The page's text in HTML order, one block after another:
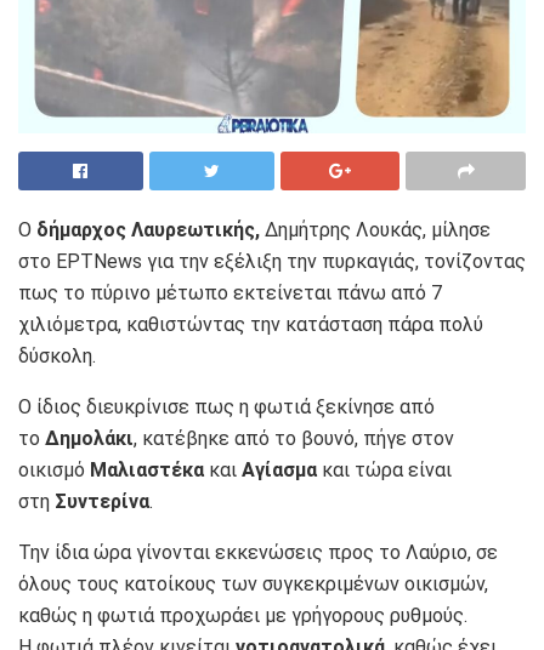
Ο δήμαρχος Λαυρεωτικής, Δημήτρης Λουκάς, μίλησε
στο ΕΡΤΝews για την εξέλιξη την πυρκαγιάς, τονίζοντας
πως το πύρινο μέτωπο εκτείνεται πάνω από 7
χιλιόμετρα, καθιστώντας την κατάσταση πάρα πολύ
δύσκολη.
Ο ίδιος διευκρίνισε πως η φωτιά ξεκίνησε από
το Δημολάκι, κατέβηκε από το βουνό, πήγε στον
οικισμό Μαλιαστέκα και Αγίασμα και τώρα είναι
στη Συντερίνα.
Την ίδια ώρα γίνονται εκκενώσεις προς το Λαύριο, σε
όλους τους κατοίκους των συγκεκριμένων οικισμών,
καθώς η φωτιά προχωράει με γρήγορους ρυθμούς.